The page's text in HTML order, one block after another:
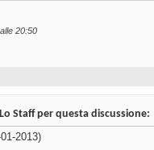
20:50
Staff per questa discussione:
2013)